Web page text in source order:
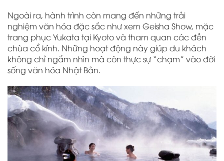
Ngoài ra, hành trình còn mang đến những trải
nghiệm văn hóa đặc sắc như xem Geisha Show, mặc
trang phục Yukata tại Kyoto và tham quan các đền
chùa cổ kính. Những hoạt động này giúp du khách
không chỉ ngắm nhìn mà còn thực sự “chạm” vào đời
sống văn hóa Nhật Bản.